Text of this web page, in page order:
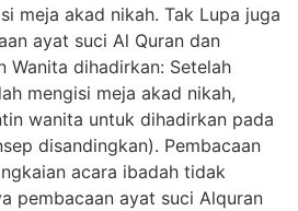
meja akad nikah. Tak Lupa juga
ayat suci Al Quran dan
Wanita dihadirkan: Setelah
mengisi meja akad nikah,
wanita untuk dihadirkan pada
disandingkan). Pembacaan
acara ibadah tidak
pembacaan ayat suci Alquran